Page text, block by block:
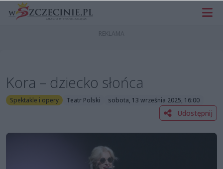
Kora – dziecko słońca
Spektakle i opery Teatr Polski sobota, 13 września 2025, 16:00
Udostępnij